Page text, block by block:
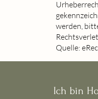
werden,
Quelle:
Ich bin